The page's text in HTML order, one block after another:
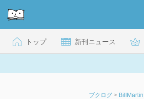
トップ 新刊ニュース
ブクログ > BillMartin